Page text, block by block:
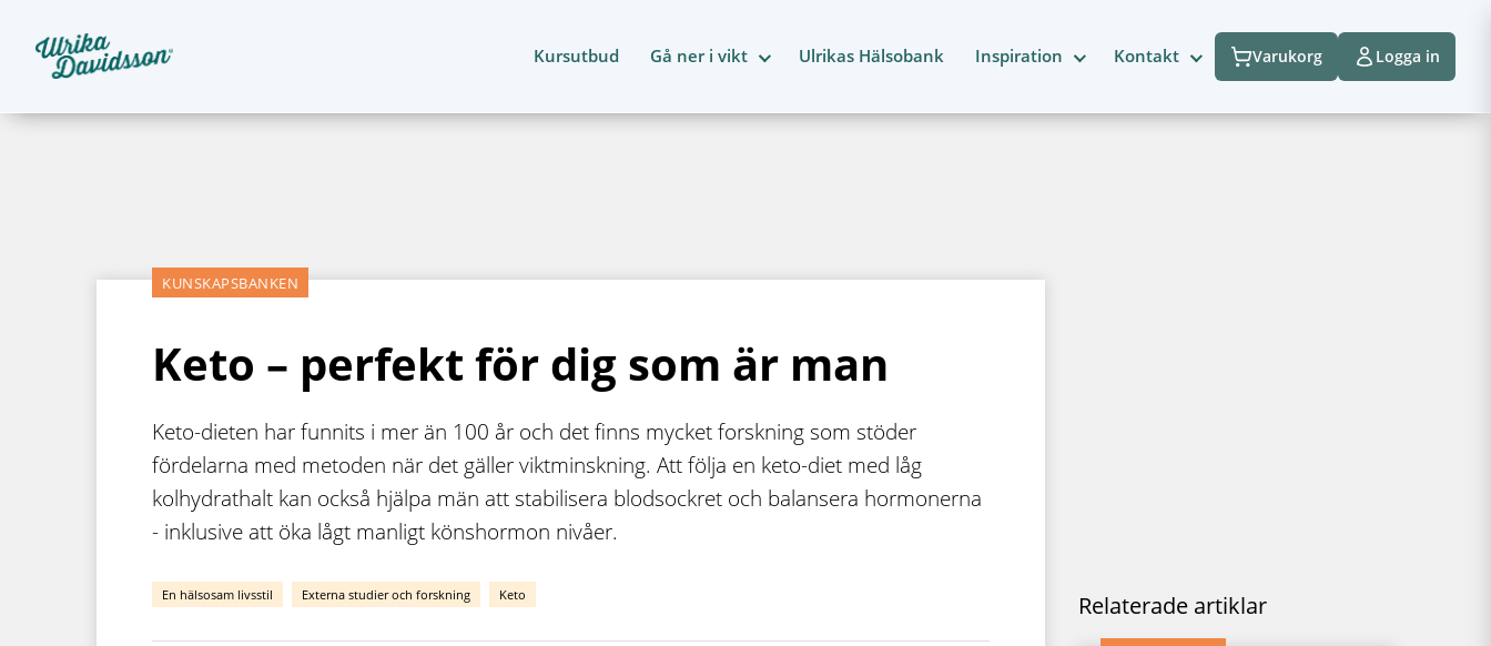
Kursutbud Gå ner i vikt Ulrikas Hälsobank Inspiration Kontakt Varukorg Logga in
KUNSKAPSBANKEN
Keto – perfekt för dig som är man
Keto-dieten har funnits i mer än 100 år och det finns mycket forskning som stöder
fördelarna med metoden när det gäller viktminskning. Att följa en keto-diet med låg
kolhydrathalt kan också hjälpa män att stabilisera blodsockret och balansera hormonerna
- inklusive att öka lågt manligt könshormon nivåer.
En hälsosam livsstil Externa studier och forskning Keto Relaterade artiklar